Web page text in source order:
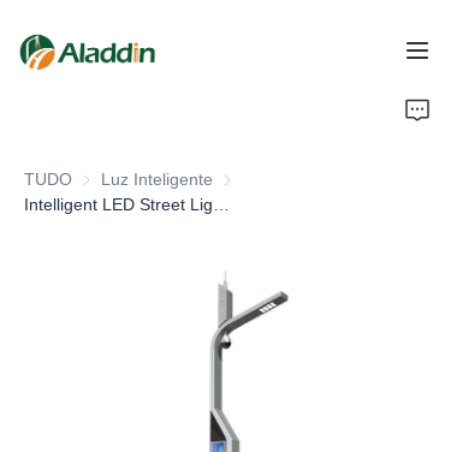
TUDO Luz Inteligente Luz Inteligente
SOBRE NÓS